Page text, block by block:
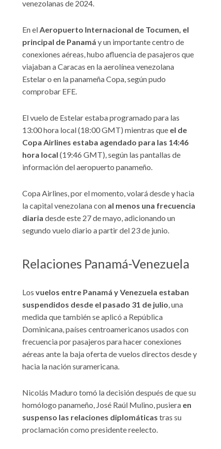
venezolanas de 2024.
En elAeropuerto Internacional de Tocumen, el
principal de Panamá y un importante centro de
conexiones aéreas, hubo afluencia de pasajeros que
viajaban a Caracas en la aerolínea venezolana
Estelar o en la panameña Copa, según pudo
comprobar EFE.
El vuelo de Estelar estaba programado para las
13:00 hora local (18:00 GMT) mientras que el de
Copa Airlines estaba agendado para las 14:46
hora local (19:46 GMT), según las pantallas de
información del aeropuerto panameño.
Copa Airlines, por el momento, volará desde y hacia
la capital venezolana con al menos una frecuencia
diaria desde este 27 de mayo, adicionando un
segundo vuelo diario a partir del 23 de junio.
Relaciones Panamá-Venezuela
Los vuelos entre Panamá y Venezuela estaban
suspendidos desde el pasado 31 de julio, una
medida que también se aplicó a República
Dominicana, países centroamericanos usados con
frecuencia por pasajeros para hacer conexiones
aéreas ante la baja oferta de vuelos directos desde y
hacia la nación suramericana.
Nicolás Maduro tomó la decisión después de que su
homólogo panameño, José Raúl Mulino, pusiera en
suspenso las relaciones diplomáticas tras su
proclamación como presidente reelecto.